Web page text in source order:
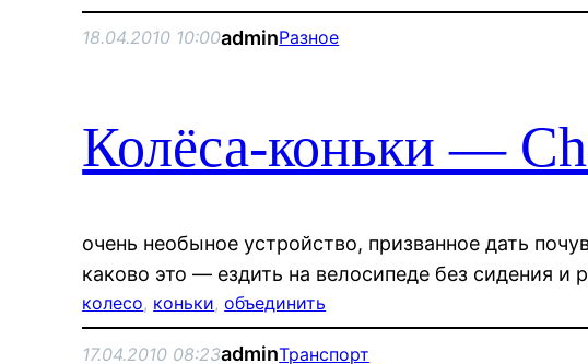
18.04.2010 10:00adminРазное
Колёса-коньки —
очень необыное устройство, призванное дать
каково это — ездить на велосипеде без сидения и
колесо, коньки, объединить
17.04.2010 08:23adminТранспорт